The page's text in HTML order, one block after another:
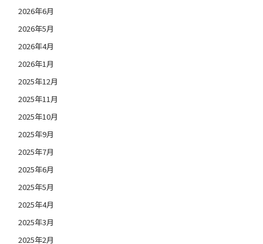
2026年6月
2026年5月
2026年4月
2026年1月
2025年12月
2025年11月
2025年10月
2025年9月
2025年7月
2025年6月
2025年5月
2025年4月
2025年3月
2025年2月